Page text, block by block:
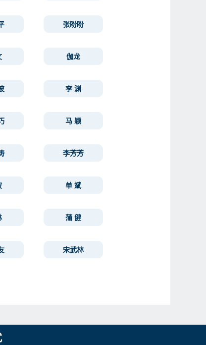
张盼盼
伽龙
李 渊
马 颖
李芳芳
单 斌
蒲 健
宋武林